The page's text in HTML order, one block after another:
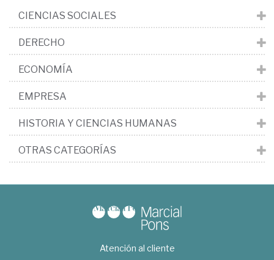
CIENCIAS SOCIALES
DERECHO
ECONOMÍA
EMPRESA
HISTORIA Y CIENCIAS HUMANAS
OTRAS CATEGORÍAS
Atención al cliente